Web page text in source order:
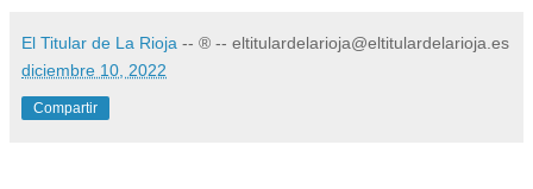
El Titular de La Rioja -- ® -- eltitulardelarioja@eltitulardelarioja.es
diciembre 10, 2022
Compartir